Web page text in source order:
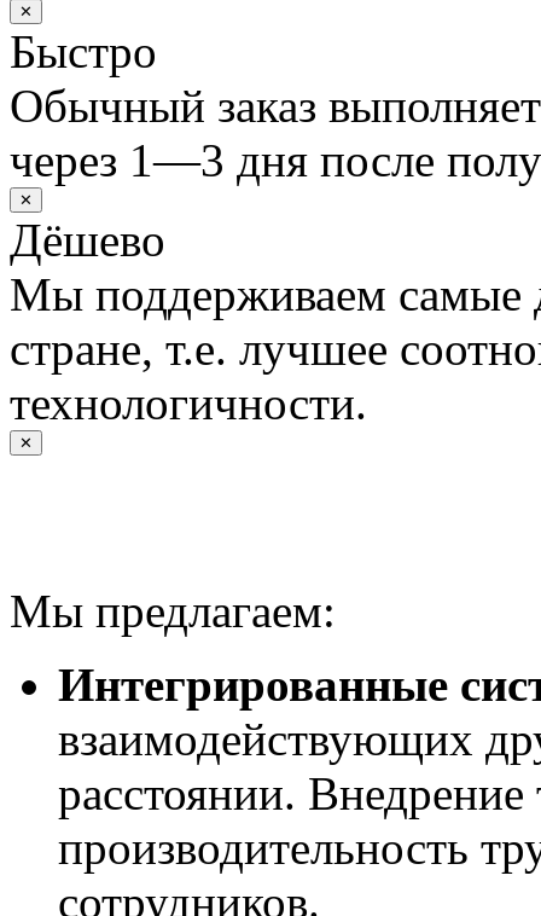
✕
Быстро
Обычный заказ
через 1—3 дня после
✕
Дёшево
Мы поддерживаем самые
стране, т.е. лучшее
технологичности.
✕
Мы предлагаем:
Интегрированные
взаимодействующих
расстоянии.
производительность
сотрудников.